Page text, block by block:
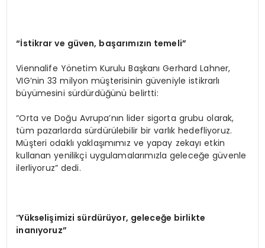
“İstikrar ve güven, başarımızın temeli”
Viennalife Yönetim Kurulu Başkanı Gerhard Lahner,
VIG’nin 33 milyon müşterisinin güveniyle istikrarlı
büyümesini sürdürdüğünü belirtti:
“Orta ve Doğu Avrupa’nın lider sigorta grubu olarak,
tüm pazarlarda sürdürülebilir bir varlık hedefliyoruz.
Müşteri odaklı yaklaşımımız ve yapay zekayı etkin
kullanan yenilikçi uygulamalarımızla geleceğe güvenle
ilerliyoruz” dedi.
“Yükselişimizi sürdürüyor, geleceğe birlikte
inanıyoruz”